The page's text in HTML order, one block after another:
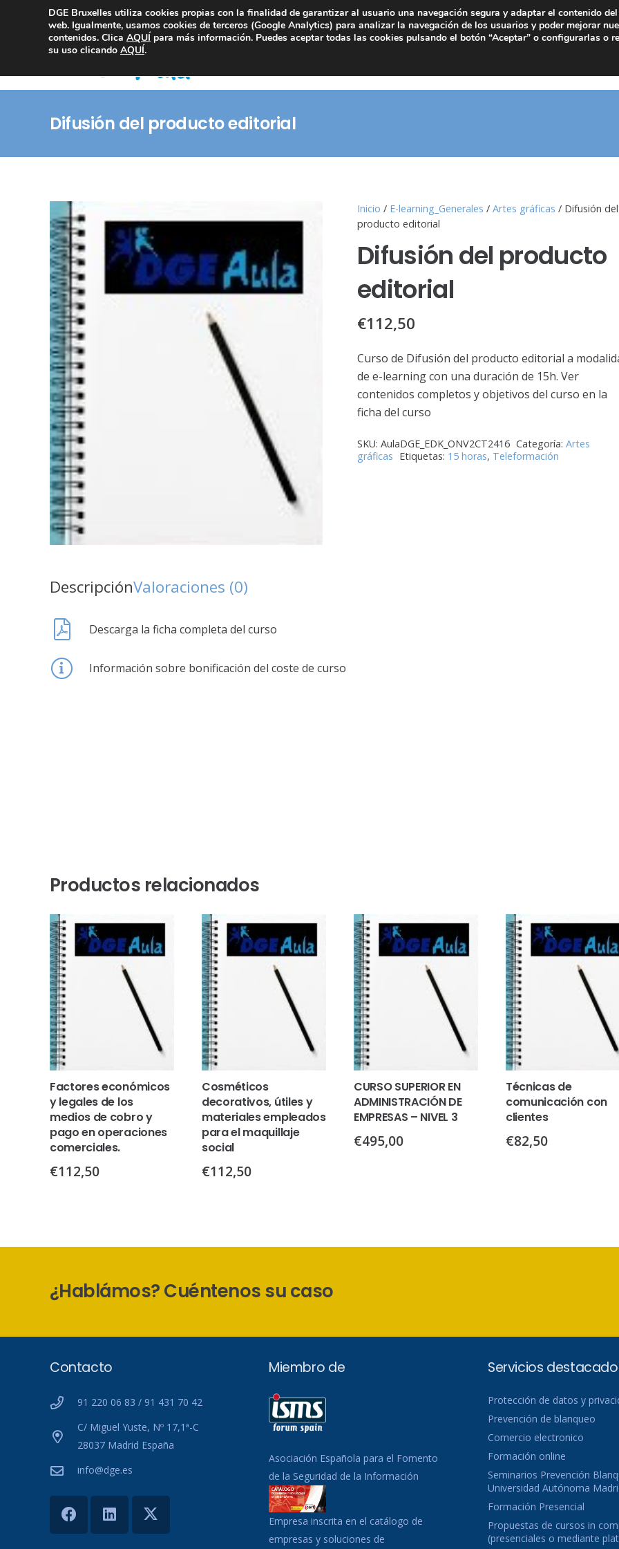
Consultoría Compliance
Difusión del producto editorial
Inicio / E-learning_Generales /Artes gráficas / Difusión del
producto editorial
Difusión del producto
editorial
€112,50
Curso de Difusión del producto editorial a
de e-learning con una duración de 15h. Ver
contenidos completos y objetivos del curso en la
ficha del curso
SKU:AulaDGE_EDK_ONV2CT2416 Categoría: Artes
gráficas Etiquetas: 15 horas, Teleformación
DescripciónValoraciones (0)
Descarga la ficha completa del curso
Información sobre bonificación del coste de curso
Productos relacionados
Factores económicos
y legales de los
medios de cobro y
pago en operaciones
comerciales.
€112,50
Cosméticos
decorativos, útiles y
materiales empleados
para el maquillaje
social
€112,50
CURSO SUPERIOR EN
ADMINISTRACIÓN DE
EMPRESAS – NIVEL 3
€495,00
Técnicas de
comunicación con
clientes
€82,50
¿Hablámos? Cuéntenos su caso
Contacto
91 220 06 83 / 91 431 70 42
C/ Miguel Yuste, Nº 17,1ª-C
28037 Madrid España
info@dge.es
Miembro de
Asociación Española para el Fomento
de la Seguridad de la Información
Empresa inscrita en el catálogo de
empresas y soluciones de
Servicios
Protección de datos y
Prevención de blanqueo
Comercio electronico
Formación online
Seminarios Prevención
Universidad Autónoma
Formación Presencial
Propuestas de cursos in
(presenciales o mediante
DGE Bruxelles utiliza cookies propias con la finalidad de garantizar al usuario una navegación segura y adaptar el contenido
web. Igualmente, usamos cookies de terceros (Google Analytics) para analizar la navegación de los usuarios y poder mejorar
contenidos. Clica AQUÍ para más información. Puedes aceptar todas las cookies pulsando el botón “Aceptar” o configurarlas o
su uso clicando AQUÍ.